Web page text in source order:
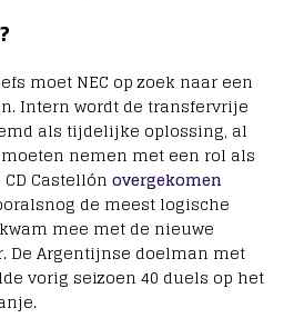
moet NEC op zoek naar een
Intern wordt de transfervrije
als tijdelijke oplossing, al
nemen met een rol als
Castellón overgekomen
de meest logische
mee met de nieuwe
De Argentijnse doelman met
vorig seizoen 40 duels op het